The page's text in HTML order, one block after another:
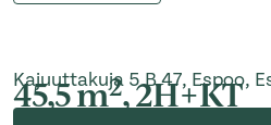
Kajuuttakuja 5 B 47, Espoo,
45,5 m2, 2H+KT